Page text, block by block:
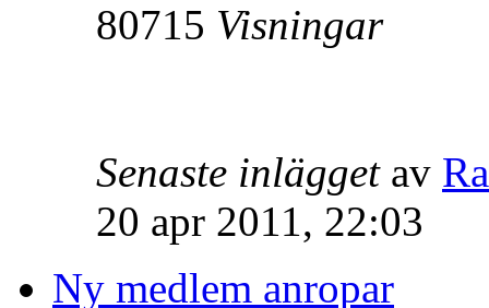
80715 Visningar
Senaste inlägget av
20 apr 2011, 22:03
Ny medlem anropar